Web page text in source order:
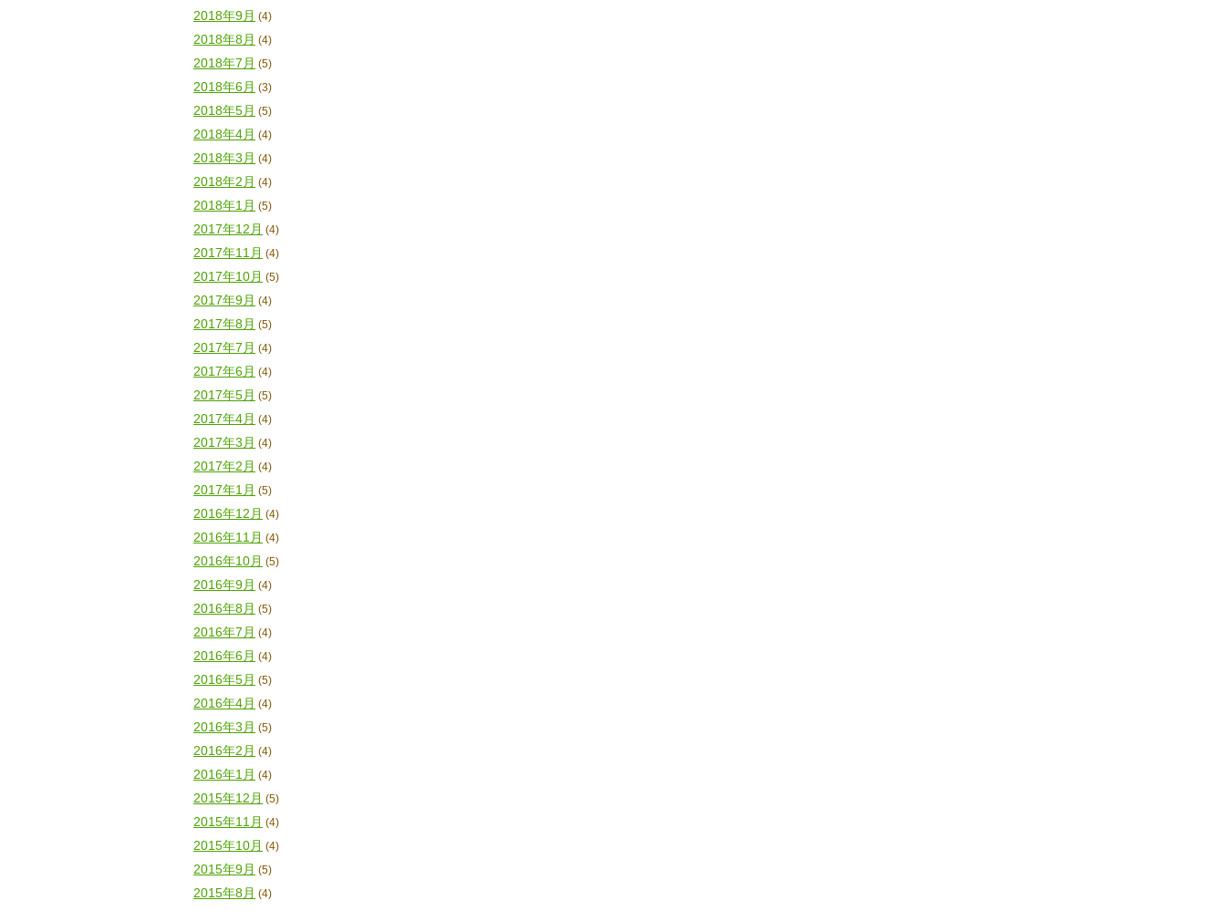
2018年9月 (4)
2018年8月 (4)
2018年7月 (5)
2018年6月 (3)
2018年5月 (5)
2018年4月 (4)
2018年3月 (4)
2018年2月 (4)
2018年1月 (5)
2017年12月 (4)
2017年11月 (4)
2017年10月 (5)
2017年9月 (4)
2017年8月 (5)
2017年7月 (4)
2017年6月 (4)
2017年5月 (5)
2017年4月 (4)
2017年3月 (4)
2017年2月 (4)
2017年1月 (5)
2016年12月 (4)
2016年11月 (4)
2016年10月 (5)
2016年9月 (4)
2016年8月 (5)
2016年7月 (4)
2016年6月 (4)
2016年5月 (5)
2016年4月 (4)
2016年3月 (5)
2016年2月 (4)
2016年1月 (4)
2015年12月 (5)
2015年11月 (4)
2015年10月 (4)
2015年9月 (5)
2015年8月 (4)